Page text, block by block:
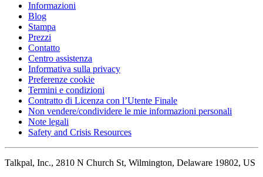
Informazioni
Blog
Stampa
Prezzi
Contatto
Centro assistenza
Informativa sulla privacy
Preferenze cookie
Termini e condizioni
Contratto di Licenza con l’Utente Finale
Non vendere/condividere le mie informazioni personali
Note legali
Safety and Crisis Resources
Talkpal, Inc., 2810 N Church St, Wilmington, Delaware 19802, US